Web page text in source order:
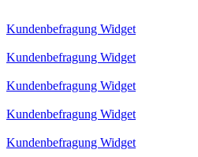
Kundenbefragung Widget
Kundenbefragung Widget
Kundenbefragung Widget
Kundenbefragung Widget
Kundenbefragung Widget